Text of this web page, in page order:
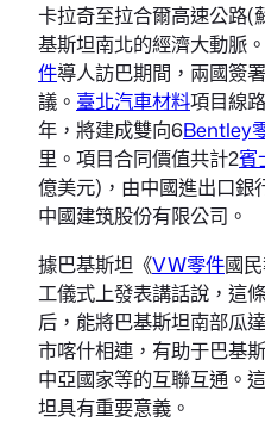
卡拉奇至拉合爾高速公路(
基斯坦南北的經濟大動脈
件導人訪巴期間，兩國簽
議。 臺北汽車材料項目線
年，將建成雙向6Bentley
里。項目合同價值共計2賓
億美元)，由中國進出口銀
中國建筑股份有限公司。
據巴基斯坦《VW零件國
工儀式上發表講話說，這
后，能將巴基斯坦南部瓜
市喀什相連，有助于巴基
中亞國家等的互聯互通。
坦具有重要意義。